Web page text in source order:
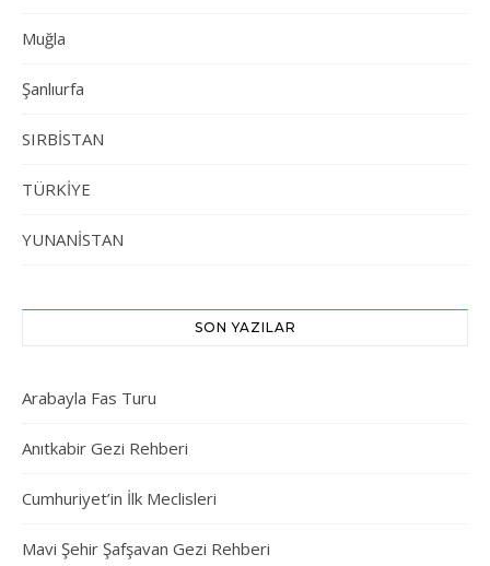
Muğla
Şanlıurfa
SIRBİSTAN
TÜRKİYE
YUNANİSTAN
SON YAZILAR
Arabayla Fas Turu
Anıtkabir Gezi Rehberi
Cumhuriyet’in İlk Meclisleri
Mavi Şehir Şafşavan Gezi Rehberi